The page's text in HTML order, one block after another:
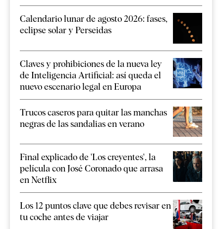
Calendario lunar de agosto 2026: fases,
eclipse solar y Perseidas
Claves y prohibiciones de la nueva ley
de Inteligencia Artificial: así queda el
nuevo escenario legal en Europa
Trucos caseros para quitar las manchas
negras de las sandalias en verano
Final explicado de 'Los creyentes', la
película con José Coronado que arrasa
en Netflix
Los 12 puntos clave que debes revisar en
tu coche antes de viajar